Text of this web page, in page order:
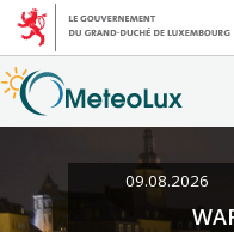
09.08.2026